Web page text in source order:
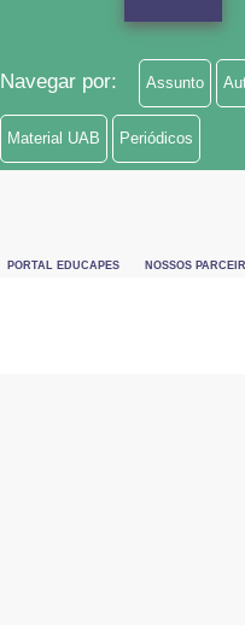
Navegar por: Assunto
Material UAB Periódicos
PORTAL EDUCAPES NOSSOS